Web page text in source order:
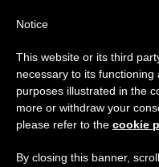
Aviso
Del 27 de julio al 7
anual, aprovechando
se generan menos
Notice
This website or its third
necessary to its
purposes illustrated in the
more or withdraw your
please refer to the cookie
By closing this banner,